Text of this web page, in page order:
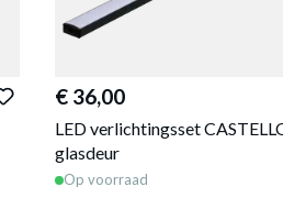
€ 36,00
LED verlichtingsset
glasdeur
Op voorraad